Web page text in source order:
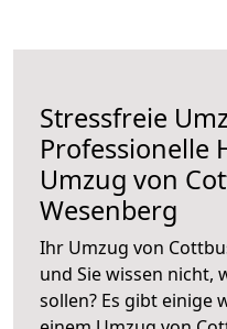
Stressfreie
Professionelle
Umzug von
Wesenberg
Ihr Umzug von
und Sie wissen nicht,
sollen? Es gibt einige